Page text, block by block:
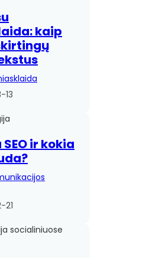
kaip
13
ir kokia
21